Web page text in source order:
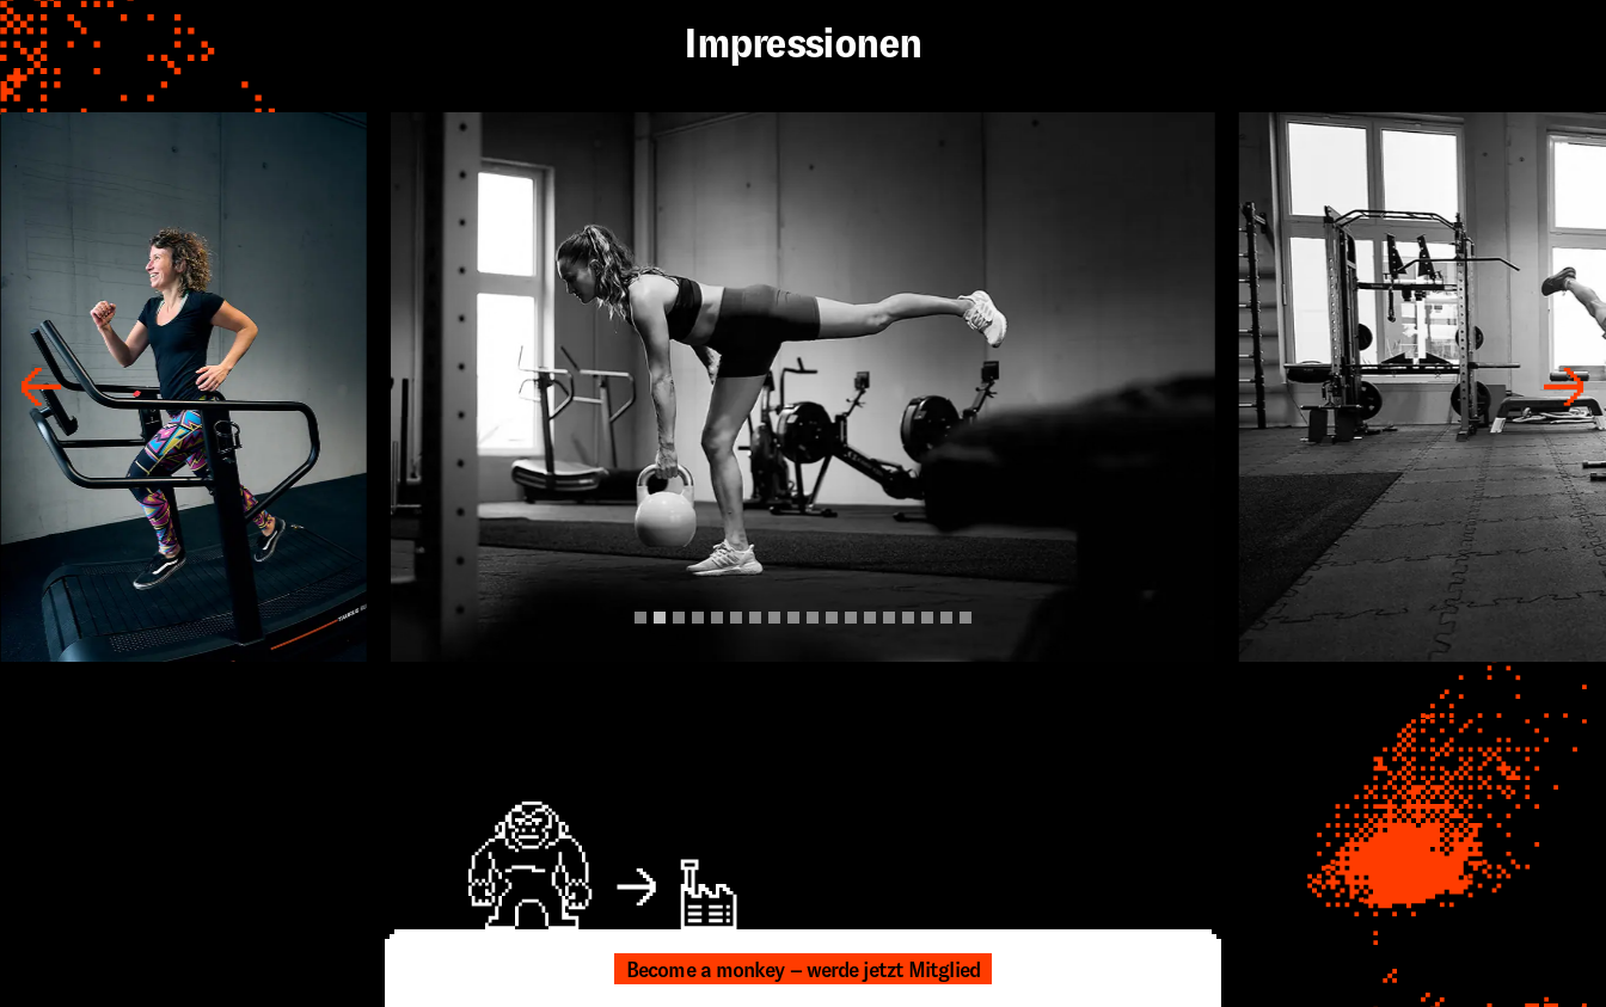
Impressionen
Become a monkey – werde jetzt Mitglied